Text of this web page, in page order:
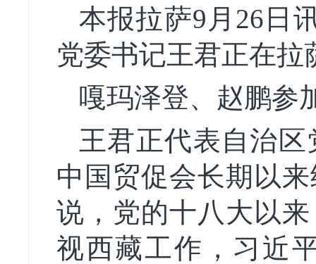
本报拉萨9月26日
党委书记王君正在
嘎玛泽登、赵鹏参
王君正代表自治
中国贸促会长期以
说，党的十八大以
视西藏工作，习近